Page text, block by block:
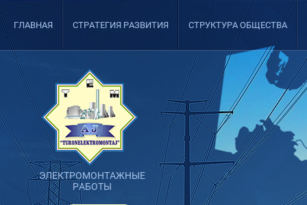
ЭЛЕКТРОМОНТАЖНЫЕ
РАБОТЫ
ГЛАВНАЯ СТРАТЕГИЯ РАЗВИТИЯ СТРУКТУРА ОБЩЕСТВА